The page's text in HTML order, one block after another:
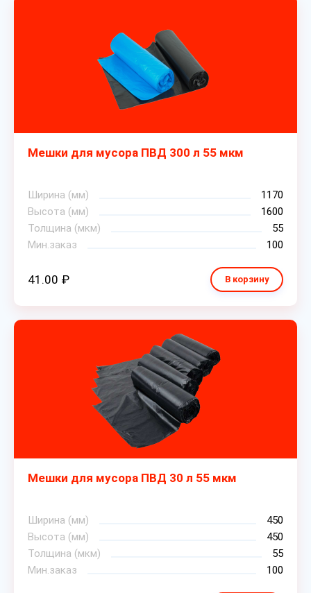
Мешки для мусора ПВД 300 л 55 мкм
Ширина (мм)
1170
Высота (мм)
1600
Толщина (мкм)
55
Мин.заказ
100
41.00 ₽ В корзину
Мешки для мусора ПВД 30 л 55 мкм
Ширина (мм)
450
Высота (мм)
450
Толщина (мкм)
55
Мин.заказ
100